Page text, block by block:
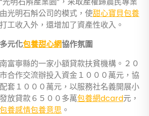
光明石斛公司的模式，使甜心寶貝包養
工收入外，還增加了資產性收入。
元化包養甜心網協作氛圍
富寧縣的一家小額貸款扶貧機構。２０
合作交流辦投入資金１０００萬元，協
套１０００萬元，以服務社名義開展小
放貸款６５００多萬包養網dcard元，
包養感情包養意思 。